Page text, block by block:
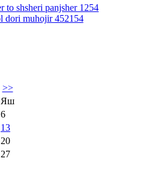
>>
Яш
6
13
20
27